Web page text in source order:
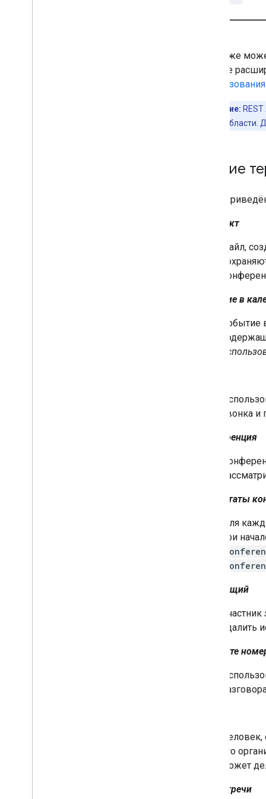
Вы также
больше
Примечание:
предметной области.
Общие
Ниже
Артефакт
Файл,
Событие в
звонка
Конференция
Результаты
Для
при
Соведущий
Участник
удалить
Наберите
что
может
код встречи